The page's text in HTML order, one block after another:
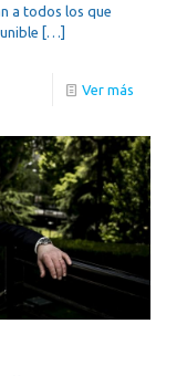
a todos los que
[…]
Ver más